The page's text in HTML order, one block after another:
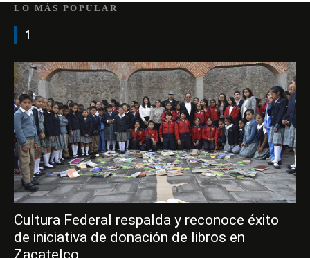
LO MÁS POPULAR
1
Cultura Federal respalda y reconoce éxito
de iniciativa de donación de libros en
Zacatelco